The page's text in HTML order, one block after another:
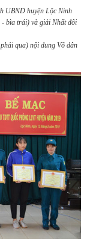
UBND huyện Lộc Ninh
- bìa trái) và giải Nhất đôi
qua) nội dung Võ dân